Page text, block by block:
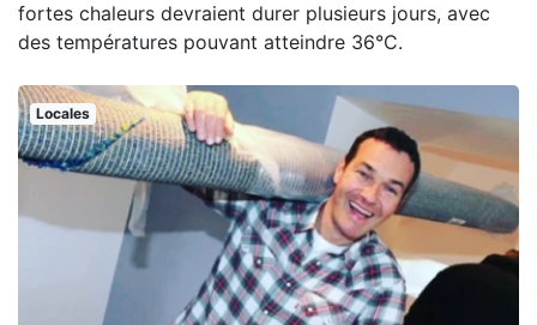
fortes chaleurs devraient durer plusieurs jours, avec
des températures pouvant atteindre 36°C.
Locales